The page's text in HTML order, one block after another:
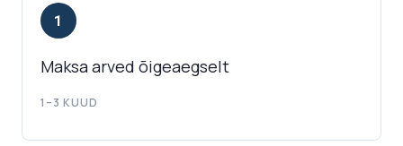
1
Maksa arved õigeaegselt
1–3 KUUD